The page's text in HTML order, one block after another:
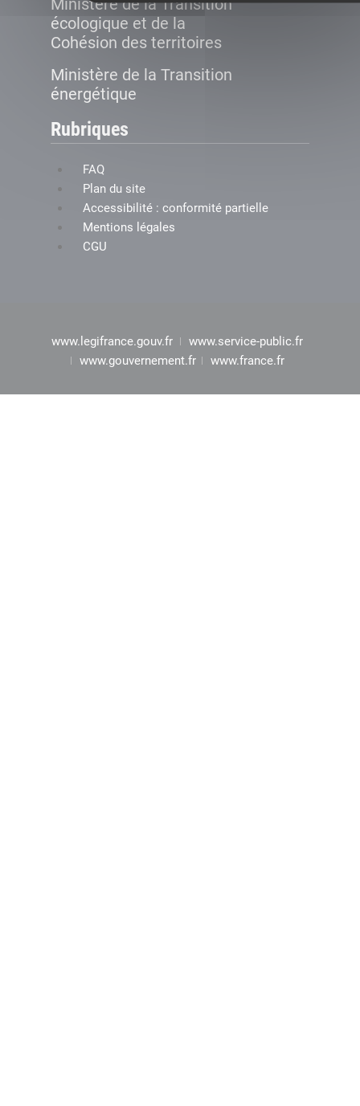
Ministère de la Transition
écologique et de la
Cohésion des territoires
Ministère de la Transition
énergétique
Rubriques
FAQ
Plan du site
Accessibilité : conformité partielle
Mentions légales
CGU
www.legifrance.gouv.fr
www.service-public.fr
www.gouvernement.fr
www.france.fr